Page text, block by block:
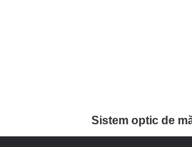
Sistem optic de